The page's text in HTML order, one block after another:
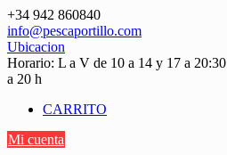
Saltar
contenido
+34 942 860840
info@pescaportillo.com
Ubicacion
Horario: L a V de 10 a 14 y 17 a
a 20 h
CARRITO
Mi cuenta